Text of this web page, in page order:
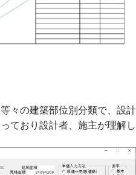
々の建築部位別分類で、設計
ており設計者、施主が理解し